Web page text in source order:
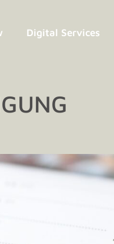
Digital Services